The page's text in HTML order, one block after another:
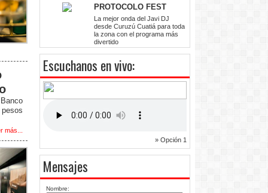
más...
PROTOCOLO FEST
La mejor onda del Javi DJ
desde Curuzú Cuatiá para toda
la zona con el programa más
divertido
Escuchanos en vivo:
» Opción 1
Mensajes
Nombre: